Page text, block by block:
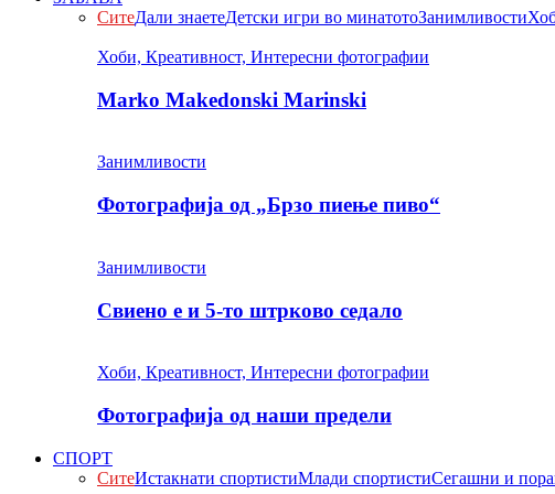
СитеДали знаетеДетски игри во минатотоЗанимливости
Хоби, Креативност, Интересни фотографии
Marko Makedonski Marinski
Занимливости
Фотографија од „Брзо пиење пиво“
Занимливости
Свиено е и 5-то штрково седало
Хоби, Креативност, Интересни фотографии
Фотографија од наши предели
СПОРТ
СитеИстакнати спортистиМлади спортистиСегашни и